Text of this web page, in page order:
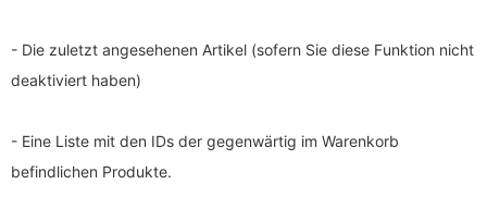
- Die zuletzt angesehenen Artikel (sofern Sie diese Funktion nicht
deaktiviert haben)
- Eine Liste mit den IDs der gegenwärtig im Warenkorb
befindlichen Produkte.